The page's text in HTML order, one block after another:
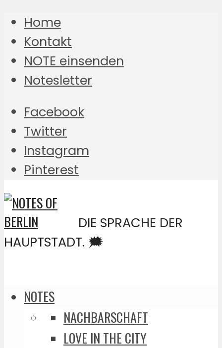
Home
Kontakt
NOTE einsenden
Notesletter
Facebook
Twitter
Instagram
Pinterest
DIE SPRACHE DER
HAUPTSTADT. 🗯️
NOTES
NACHBARSCHAFT
LOVE IN THE CITY